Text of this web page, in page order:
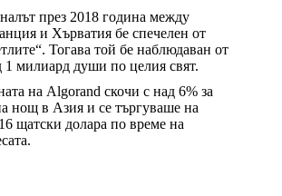
през 2018 година между
и Хърватия бе спечелен от
Тогава той бе наблюдаван от
1 милиард души по целия свят.
на Algorand скочи с над 6% за
нощ в Азия и се търгуваше на
щатски долара по време на